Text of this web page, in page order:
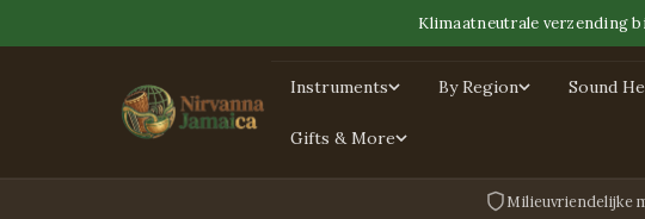
Klimaatneutrale verzending
Instruments By Region Sound
Gifts & More
Milieuvriendelijke